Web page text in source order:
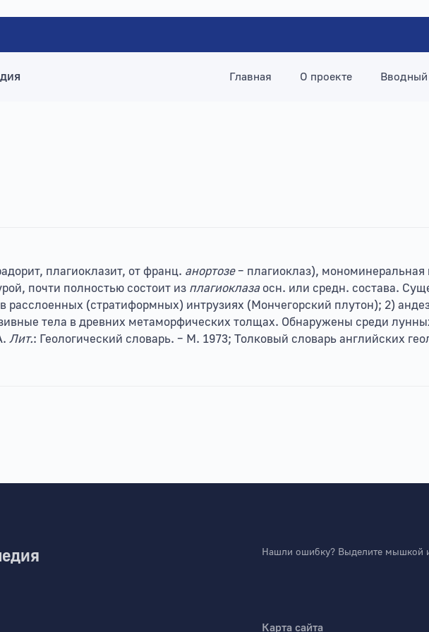
Главная О проекте Вводный
плагиоклазит, от франц. анортозе– плагиоклаз),
почти полностью состоит из плагиоклаза осн. или средн. состава.
(стратиформных) интрузиях (Мончегорский плутон); 2)
тела в древних метаморфических толщах. Обнаружены среди
Лит.: Геологический словарь. – М. 1973; Толковый словарь английских
Нашли ошибку? Выделите мышкой
Карта сайта